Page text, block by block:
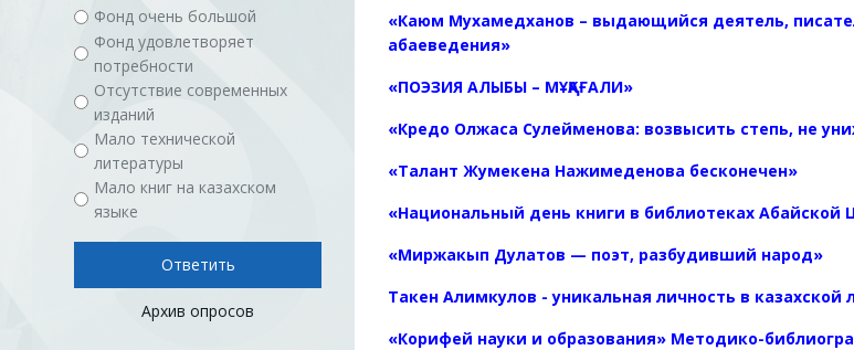
Фонд очень большой
Фонд удовлетворяет
потребности
Отсутствие современных
изданий
Мало технической
литературы
Мало книг на казахском
языке
Архив опросов
«Каюм Мухамедханов – выдающийся деятель,
абаеведения»
«ПОЭЗИЯ АЛЫБЫ – МҰҚАҒАЛИ»
«Кредо Олжаса Сулейменова: возвысить степь, не
«Талант Жумекена Нажимеденова бесконечен»
«Национальный день книги в библиотеках Абайской
«Миржакып Дулатов — поэт, разбудивший народ»
Такен Алимкулов - уникальная личность в казахской
«Корифей науки и образования» Методико-